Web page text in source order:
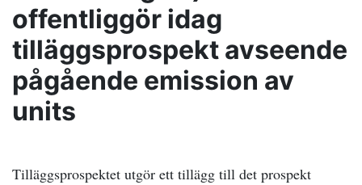
offentliggör idag
tilläggsprospekt avseende
pågående emission av
units
Tilläggsprospektet utgör ett tillägg till det prospekt